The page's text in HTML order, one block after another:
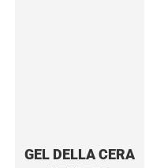
GEL DELLA CERA